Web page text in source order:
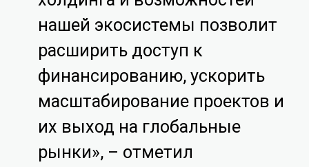
нашей экосистемы позволит
расширить доступ к
финансированию, ускорить
масштабирование проектов и
их выход на глобальные
рынки», – отметил